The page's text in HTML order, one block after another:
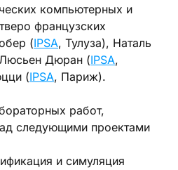
компьютерных и
французских
(IPSA, Тулуза), Наталь
Дюран (IPSA,
(IPSA, Париж).
работ,
следующими проектами
и симуляция